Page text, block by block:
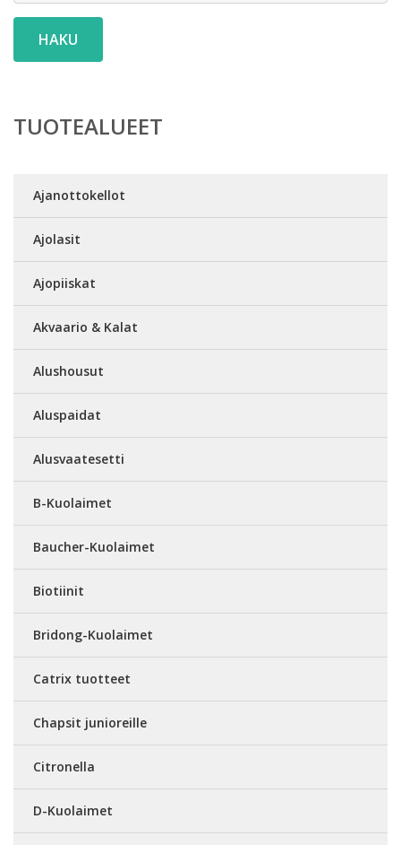
HAKU
TUOTEALUEET
Ajanottokellot
Ajolasit
Ajopiiskat
Akvaario & Kalat
Alushousut
Aluspaidat
Alusvaatesetti
B-Kuolaimet
Baucher-Kuolaimet
Biotiinit
Bridong-Kuolaimet
Catrix tuotteet
Chapsit junioreille
Citronella
D-Kuolaimet